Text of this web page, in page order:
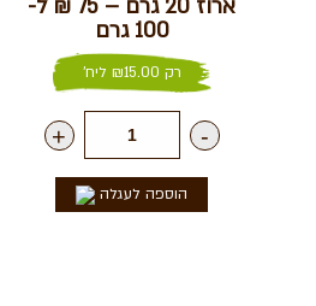
ארוז 20 גרם – 75 ₪ ל-
100 גרם
רק ₪15.00 ליח'
-
+
הוספה לעגלה